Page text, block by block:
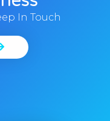
In Touch